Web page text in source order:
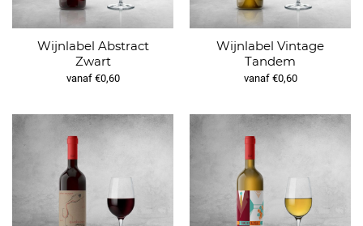
Wijnlabel Abstract
Zwart
vanaf €0,60
Wijnlabel Vintage
Tandem
vanaf €0,60